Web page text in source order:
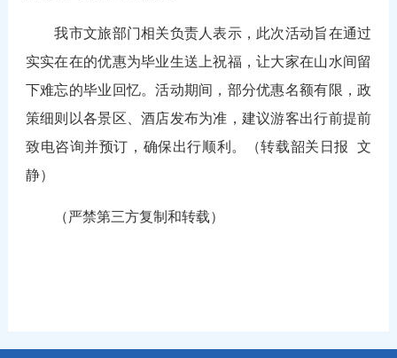
我市文旅部门相关负责人表示，此次活动旨在通过
实实在在的优惠为毕业生送上祝福，让大家在山水间留
下难忘的毕业回忆。活动期间，部分优惠名额有限，政
策细则以各景区、酒店发布为准，建议游客出行前提前
致电咨询并预订，确保出行顺利。（转载韶关日报 文
静）
（严禁第三方复制和转载）